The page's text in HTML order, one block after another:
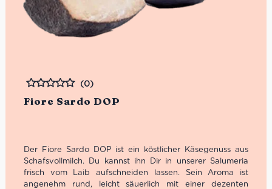
Fiore Sardo DOP
Bewertet
(0)
Der Fiore Sardo DOP ist ein köstlicher Käsegenuss aus
Schafsvollmilch. Du kannst ihn Dir in unserer Salumeria
frisch vom Laib aufschneiden lassen. Sein Aroma ist
angenehm rund, leicht säuerlich mit einer dezenten